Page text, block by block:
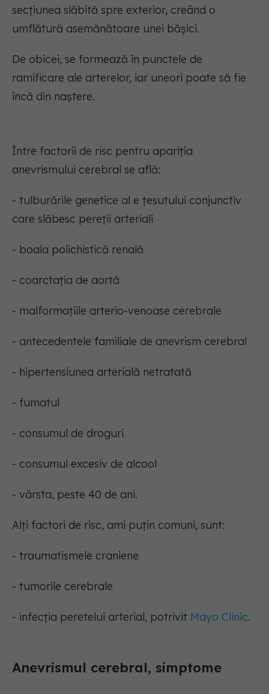
secțiunea slăbită spre exterior, creând o
umflătură asemănătoare unei bășici.
De obicei, se formează în punctele de
ramificare ale arterelor, iar uneori poate să fie
încă din naștere.
Între factorii de risc pentru apariția
anevrismului cerebral se află:
- tulburările genetice al e țesutului conjunctiv
care slăbesc pereții arteriali
- boala polichistică renală
- coarctația de aortă
- malformațiile arterio-venoase cerebrale
- antecedentele familiale de anevrism cerebral
- hipertensiunea arterială netratată
- fumatul
- consumul de droguri
- consumul excesiv de alcool
- vârsta, peste 40 de ani.
Alți factori de risc, ami puțin comuni, sunt:
- traumatismele craniene
- tumorile cerebrale
- infecția peretelui arterial, potrivit Mayo Clinic.
Anevrismul cerebral, simptome